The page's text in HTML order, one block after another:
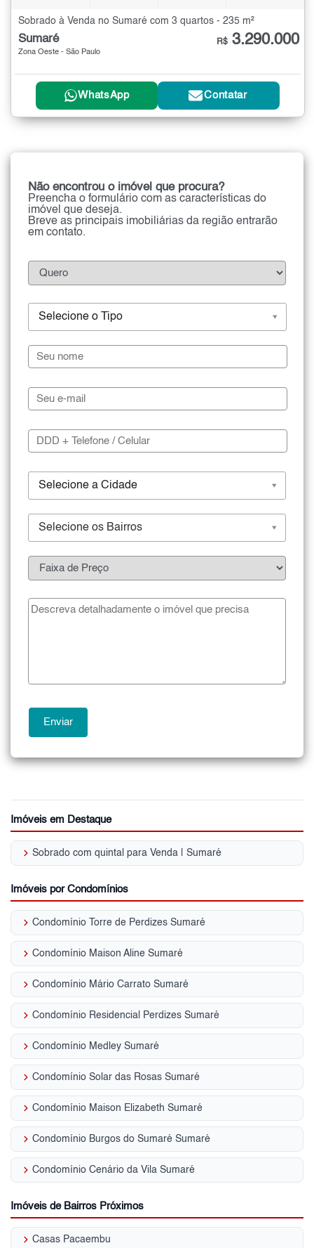
Sobrado à Venda no Sumaré com 3 quartos - 235 m²
Sumaré
Zona Oeste - São Paulo
R$ 3.290.000
WhatsApp Contatar
Não encontrou o imóvel que procura?
Preencha o formulário com as características do
imóvel que deseja.
Breve as principais imobiliárias da região entrarão
em contato.
Selecione o Tipo
Selecione a Cidade
Selecione os Bairros
Imóveis em Destaque
keyboard_arrow_right Sobrado com quintal para Venda | Sumaré
Imóveis por Condomínios
keyboard_arrow_right Condomínio Torre de Perdizes Sumaré
keyboard_arrow_right Condomínio Maison Aline Sumaré
keyboard_arrow_right Condomínio Mário Carrato Sumaré
keyboard_arrow_right Condomínio Residencial Perdizes Sumaré
keyboard_arrow_right Condomínio Medley Sumaré
keyboard_arrow_right Condomínio Solar das Rosas Sumaré
keyboard_arrow_right Condomínio Maison Elizabeth Sumaré
keyboard_arrow_right Condomínio Burgos do Sumaré Sumaré
keyboard_arrow_right Condomínio Cenário da Vila Sumaré
Imóveis de Bairros Próximos
keyboard_arrow_right Casas Pacaembu